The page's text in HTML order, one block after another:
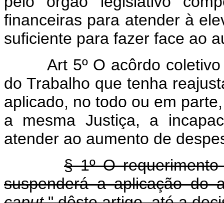
financeiras para atender à
suficiente para fazer face ao
Art 5º O acôrdo
do Trabalho que tenha
aplicado, no todo ou em
a mesma Justiça, a
atender ao aumento de
§ 1º O
suspenderá a aplicação do